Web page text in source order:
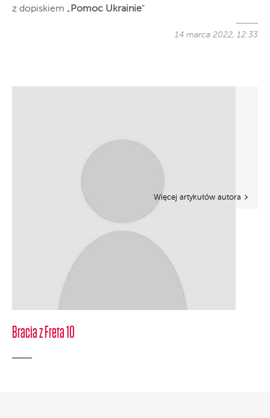
z dopiskiem „ Pomoc Ukrainie”
14 marca 2022, 12:33
Bracia z Freta 10
Więcej artykułów autora